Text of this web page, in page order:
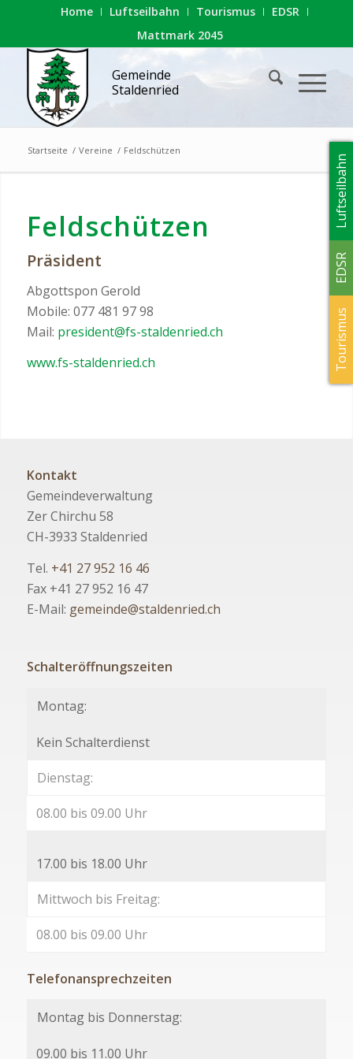
Home Luftseilbahn Tourismus
EDSR
Mattmark 2045
Gemeinde
Staldenried
Startseite / Vereine / Feldschützen
Feldschützen
Präsident
Abgottspon Gerold
Mobile: 077 481 97 98
Mail: president@fs-staldenried.ch
www.fs-staldenried.ch
Kontakt
Gemeindeverwaltung
Zer Chirchu 58
CH-3933 Staldenried
Tel. +41 27 952 16 46
Fax +41 27 952 16 47
E-Mail: gemeinde@staldenried.ch
Tourismus
EDSR
Luftseilbahn
Schalteröffnungszeiten
Montag:
Kein Schalterdienst
Dienstag:
08.00 bis 09.00 Uhr
17.00 bis 18.00 Uhr
Mittwoch bis Freitag:
08.00 bis 09.00 Uhr
Telefonansprechzeiten
Montag bis Donnerstag:
09.00 bis 11.00 Uhr